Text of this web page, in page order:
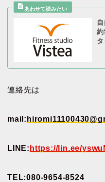
連絡先は
mail:
LINE: https://lin.ee/
TEL:080-9654-8524